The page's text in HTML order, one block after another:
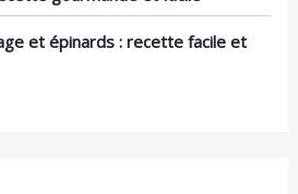
que vous. C'est pourquoi
sont conditionnés dans
et épinards : recette facile et